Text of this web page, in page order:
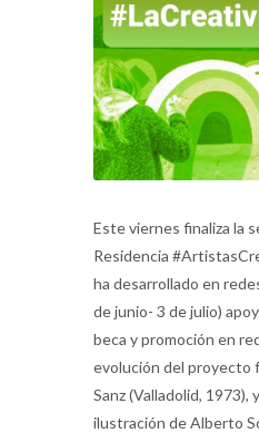
Este viernes finaliza la
Residencia
ha desarrollado en
de junio- 3 de julio)
beca y promoción en
evolución del proyecto
Sanz (Valladolid, 1973),
ilustración de Alberto